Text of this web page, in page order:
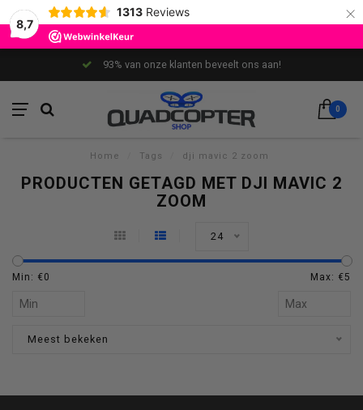
8,7
1313 Reviews ×
93% van onze klanten beveelt ons aan!
0
Home Tags dji mavic 2 zoom
PRODUCTEN GETAGD MET DJI MAVIC 2
ZOOM
24
Min: €0 Max: €5
Meest bekeken